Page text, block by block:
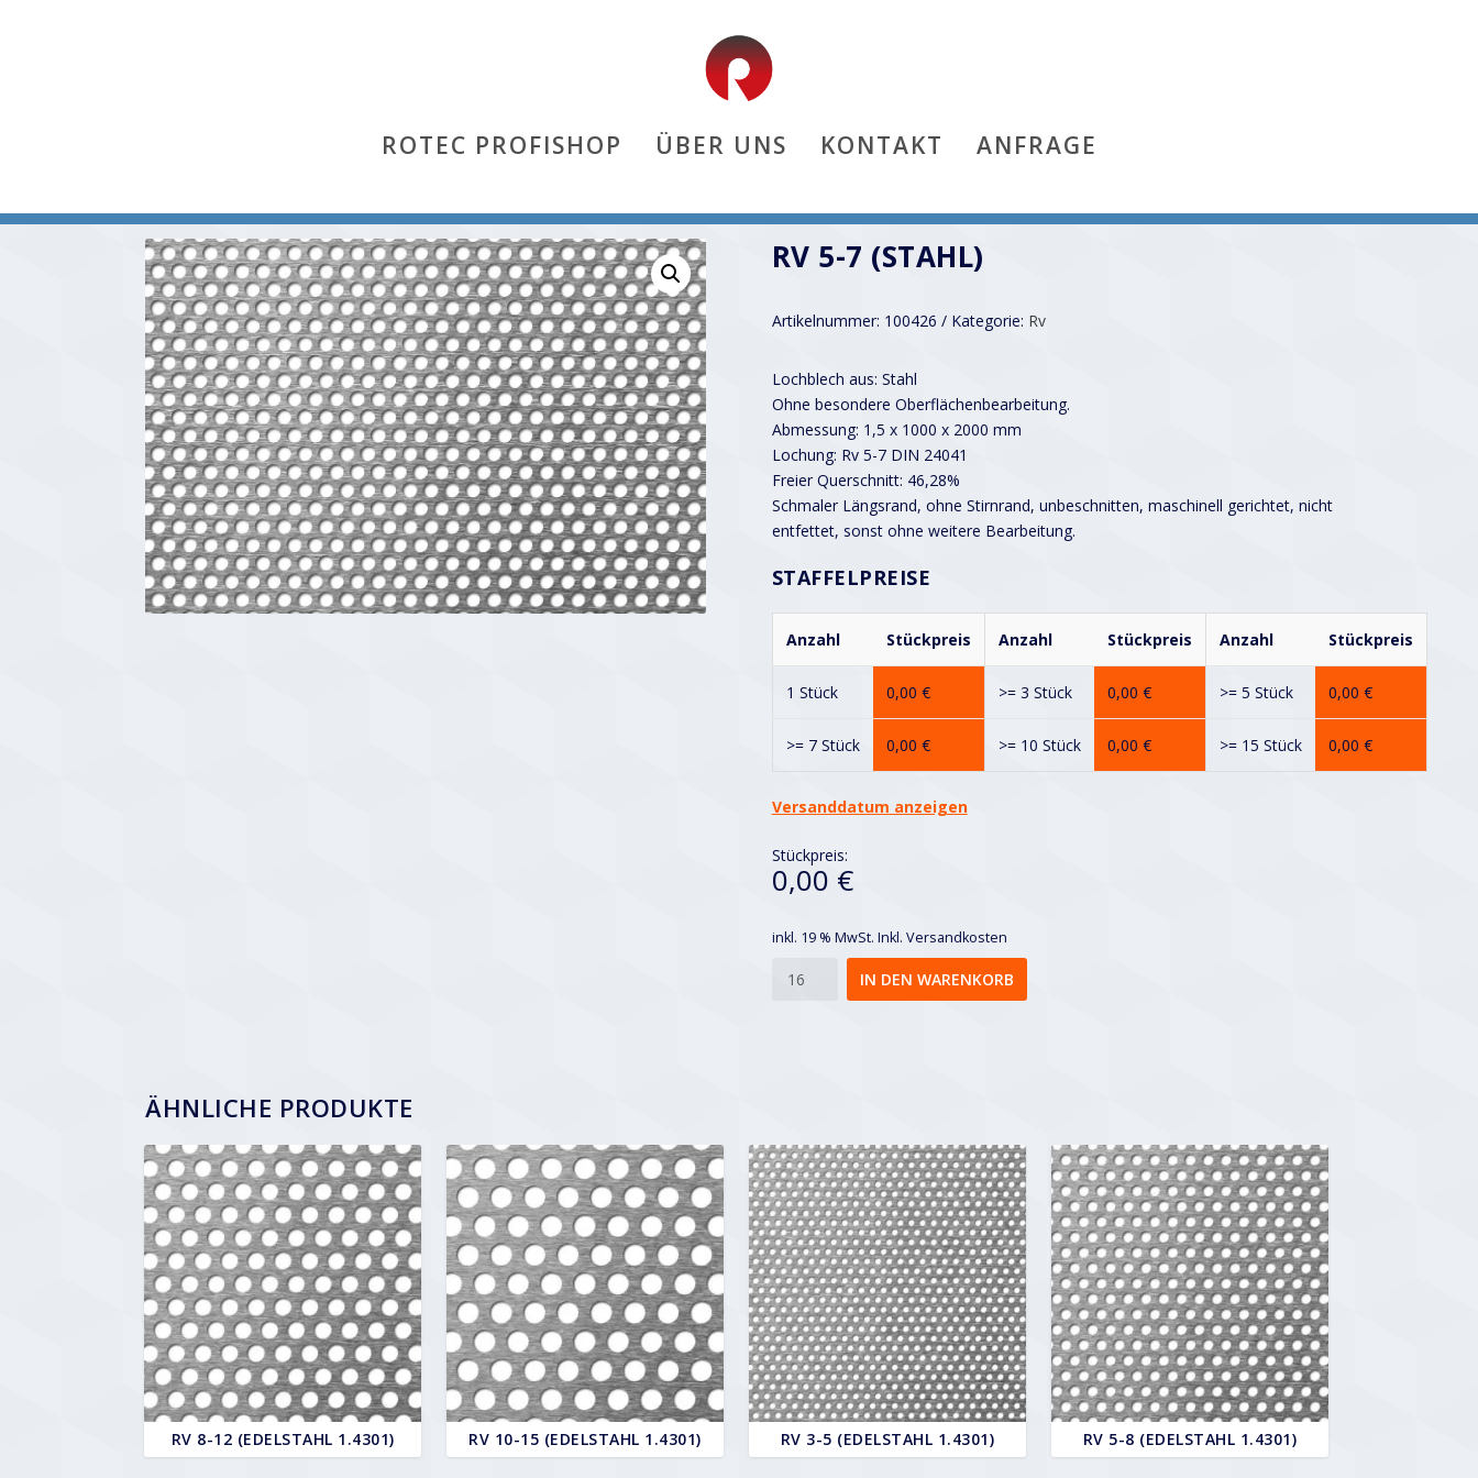
ROTEC PROFISHOP ÜBER UNS KONTAKT ANFRAGE
Start/Rv/ Rv 5-7 (Stahl)
RV 5-7 (STAHL)
Artikelnummer: 100426 Kategorie: Rv
Lochblech aus: Stahl
Ohne besondere Oberflächenbearbeitung.
Abmessung: 1,5 x 1000 x 2000 mm
Lochung: Rv 5-7 DIN 24041
Freier Querschnitt: 46,28%
Schmaler Längsrand, ohne Stirnrand, unbeschnitten, maschinell gerichtet, nicht
entfettet, sonst ohne weitere Bearbeitung.
STAFFELPREISE
Anzahl Stückpreis Anzahl Stückpreis Anzahl Stückpreis
1 Stück 0,00 € >= 3 Stück 0,00 € >= 5 Stück 0,00 €
>= 7 Stück 0,00 € >= 10 Stück 0,00 € >= 15 Stück 0,00 €
Versanddatum anzeigen
Stückpreis:
0,00 €
inkl. 19 % MwSt. Inkl. Versandkosten
IN DEN WARENKORB
ÄHNLICHE PRODUKTE
RV 8-12 (EDELSTAHL 1.4301) RV 10-15 (EDELSTAHL 1.4301) RV 3-5 (EDELSTAHL 1.4301) RV 5-8 (EDELSTAHL 1.4301)